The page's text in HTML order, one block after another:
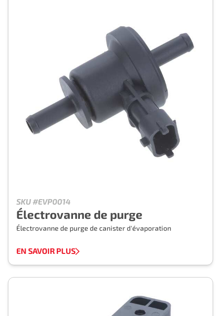
SKU #EVP0014
Électrovanne de purge
Électrovanne de purge de canister d'évaporation
EN SAVOIR PLUS